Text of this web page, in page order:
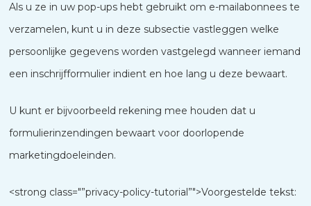
Als u ze in uw pop-ups hebt gebruikt om e-mailabonnees te
verzamelen, kunt u in deze subsectie vastleggen welke
persoonlijke gegevens worden vastgelegd wanneer iemand
een inschrijfformulier indient en hoe lang u deze bewaart.
U kunt er bijvoorbeeld rekening mee houden dat u
formulierinzendingen bewaart voor doorlopende
marketingdoeleinden.
<strong class="”privacy-policy-tutorial”">Voorgestelde tekst: